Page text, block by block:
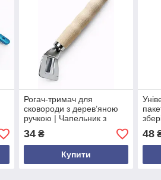
Рогач-тримач для
сковороди з дерев’яною
ручкою | Чапельник з
металу 18,5 см | Знімна
ручка для гарячих
сковорідок та сотейників
34₴
Купити
48